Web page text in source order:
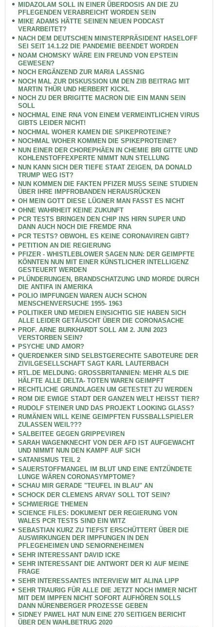
MIDAZOLAM SOLL IN EINER ÜBERDOSIS AN DIE ZU
PFLEGENDEN VERABREICHT WORDEN SEIN
MIKE ADAMS HÄTTE SEINEN NEUEN PODCAST
VERARBEITET?
NACH DEM DEUTSCHEN MINISTERPRÄSIDENT HASELOFF
SEI SEIT 14.1.22 DIE PANDEMIE BEENDET WORDEN
NOAM CHOMSKY WÄRE EIN FREUND VON EPSTEIN
GEWESEN?
NOCH ERGÄNZEND ZUR MARIA LASSNIG
NOCH MAL ZUR DISKUSSION UM DEN ZIB BEITRAG MIT
MARTIN THÜR UND HERBERT KICKL
NOCH ZU DER BRIGITTE MACRON DIE EIN MANN SEIN
SOLL
NOCHMAL EINE RNA VON EINEM VERMEINTLICHEN VIRUS
GIBTS LEIDER NICHT!
NOCHMAL WOHER KAMEN DIE SPIKEPROTEINE?
NOCHMAL WOHER KOMMEN DIE SPIKEPROTEINE?
NUN EINER DER CHOREPHÄEN IN CHEMIE BRI GITTE UND
KOHLENSTOFFEXPERTE NIMMT NUN STELLUNG
NUN KANN SICH DER TIEFE STAAT ZEIGEN, DA DONALD
TRUMP WEG IST?
NUN KOMMEN DIE FAKTEN PFIZER MUSS SEINE STUDIEN
ÜBER IHRE IMPFROBANDEN HERAUSRÜCKEN
OH MEIN GOTT DIESE LÜGNER MAN FASST ES NICHT
OHNE WAHRHEIT KEINE ZUKUNFT
PCR TESTS BRINGEN DEN CHIP INS HIRN SUPER UND
DANN AUCH NOCH DIE FREMDE RNA
PCR TESTS? OBWOHL ES KEINE CORONAVIREN GIBT?
PETITION AN DIE REGIERUNG
PFIZER - WHISTLEBLOWER SAGEN NUN: DER GEIMPFTE
KÖNNTEN NUN MIT EINER KÜNSTLICHER INTELLIGENZ
GESTEUERT WERDEN
PLÜNDERUNGEN, BRANDSCHATZUNG UND MORDE DURCH
DIE ANTIFA IN AMERIKA
POLIO IMPFUNGEN WAREN AUCH SCHON
MENSCHENVERSUCHE 1955- 1963
POLITIKER UND MEDIEN EINSICHTIG SIE HABEN SICH
ALLE LEIDER GETÄUSCHT ÜBER DIE CORONASACHE
PROF. ARNE BURKHARDT SOLL AM 2. JUNI 2023
VERSTORBEN SEIN?
PSYCHE UND AMOR?
QUERDENKER SIND SELBSTGERECHTE SABOTEURE DER
ZIVILGESELLSCHAFT SAGT KARL LAUTERBACH
RTL.DE MELDUNG: GROSSBRITANNIEN: MEHR ALS DIE
HÄLFTE ALLE DELTA- TOTEN WAREN GEIMPFT
RECHTLICHE GRUNDLAGEN UM GETESTET ZU WERDEN
ROM DIE EWIGE STADT DER GANZEN WELT HEISST TIER?
RUDOLF STEINER UND DAS PROJEKT LOOKING GLASS?
RUMÄNIEN WILL KEINE GEIMPFTEN FUSSBALLSPIELER
ZULASSEN WEIL???
SALBEITEE GEGEN GRIPPEVIREN
SARAH WAGENKNECHT VON DER AFD IST AUFGEWACHT
UND NIMMT NUN DEN KAMPF AUF SICH
SATANISMUS TEIL 2
SAUERSTOFFMANGEL IM BLUT UND EINE ENTZÜNDETE
LUNGE WÄREN CORONASYMPTOME?
SCHAU MIR GERADE "TEUFEL IN BLAU" AN
SCHOCK DER CLEMENS ARVAY SOLL TOT SEIN?
SCHWIERIGE THEMEN
SCIENCE FILES: DOKUMENT DER REGIERUNG VON
WALES PCR TESTS SIND EIN WITZ
SEBASTIAN KURZ ZU TIEFST ERSCHÜTTERT ÜBER DIE
AUSWIRKUNGEN DER IMPFUNGEN IN DEN
PFLEGEHEIMEN UND SENIORNEHEIMEN
SEHR INTERESSANT DAVID ICKE
SEHR INTERESSANT DIE ANTWORT DER KI AUF MEINE
FRAGE
SEHR INTERESSANTES INTERVIEW MIT ALINA LIPP
SEHR TRAURIG FÜR ALLE DIE JETZT NOCH IMMER NICHT
MIT DEM IMPFEN NICHT SOFORT AUFHÖREN SOLLS
DANN NÜRENBERGER PROZESSE GEBEN
SIDNEY PAWEL HAT NUN EINE 270 SEITIGEN BERICHT
ÜBER DEN WAHLBETRUG 2020